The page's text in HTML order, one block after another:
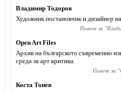
Владимир Тодоров
Художник постановчик и дизайнер
Повече за "
Open Art Files
Архив на българското съвременно
среда за арт критика.
Повече за "
Коста Тонев